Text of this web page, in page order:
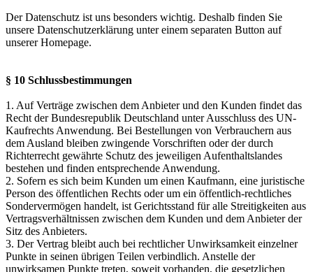
Der Datenschutz ist uns besonders wichtig. Deshalb finden Sie
unsere Datenschutzerklärung unter einem separaten Button auf
unserer Homepage.
§ 10 Schlussbestimmungen
1. Auf Verträge zwischen dem Anbieter und den Kunden findet das
Recht der Bundesrepublik Deutschland unter Ausschluss des UN-
Kaufrechts Anwendung. Bei Bestellungen von Verbrauchern aus
dem Ausland bleiben zwingende Vorschriften oder der durch
Richterrecht gewährte Schutz des jeweiligen Aufenthaltslandes
bestehen und finden entsprechende Anwendung.
2. Sofern es sich beim Kunden um einen Kaufmann, eine juristische
Person des öffentlichen Rechts oder um ein öffentlich-rechtliches
Sondervermögen handelt, ist Gerichtsstand für alle Streitigkeiten aus
Vertragsverhältnissen zwischen dem Kunden und dem Anbieter der
Sitz des Anbieters.
3. Der Vertrag bleibt auch bei rechtlicher Unwirksamkeit einzelner
Punkte in seinen übrigen Teilen verbindlich. Anstelle der
unwirksamen Punkte treten, soweit vorhanden, die gesetzlichen